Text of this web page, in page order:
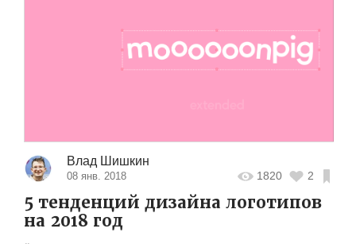
Влад Шишкин
08 янв. 2018 1820 2
5 тенденций дизайна логотипов
на 2018 год